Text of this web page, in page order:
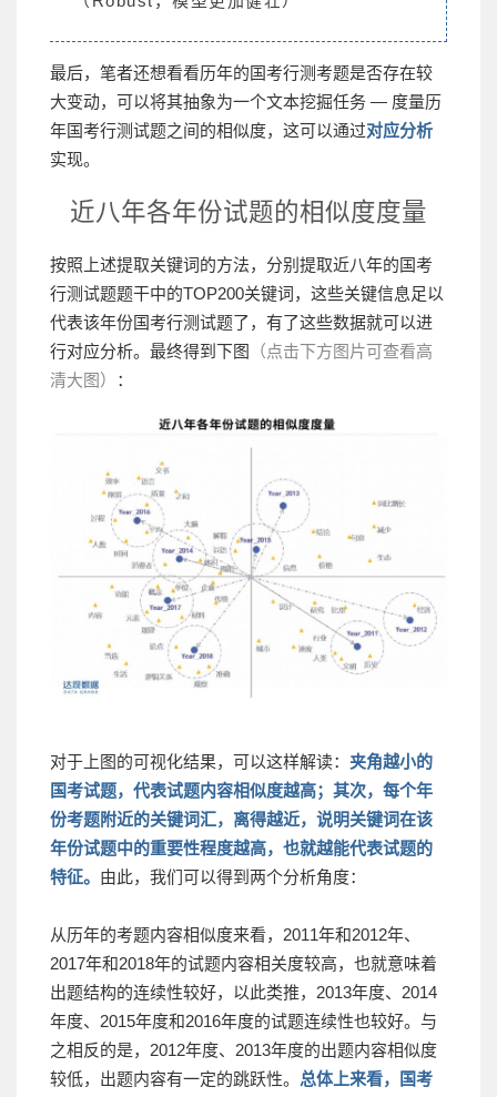
最后，笔者还想看看历年的国考行测考题是否存在较
大变动，可以将其抽象为一个文本挖掘任务 — 度量历
年国考行测试题之间的相似度，这可以通过对应分析
实现。
近八年各年份试题的相似度度量
按照上述提取关键词的方法，分别提取近八年的国考
行测试题题干中的TOP200关键词，这些关键信息足以
代表该年份国考行测试题了，有了这些数据就可以进
行对应分析。最终得到下图
（点击下方图片可查看高
清大图）
：
对于上图的可视化结果，可以这样解读： 夹角越小的
国考试题，代表试题内容相似度越高； 其次，每个年
份考题附近的关键词汇，离得越近，说明关键词在该
年份试题中的重要性程度越高，也就越能代表试题的
特征。 由此，我们可以得到两个分析角度：
从历年的考题内容相似度来看，2011年和2012年、
2017年和2018年的试题内容相关度较高，也就意味着
出题结构的连续性较好，以此类推，2013年度、2014
年度、2015年度和2016年度的试题连续性也较好。与
之相反的是，2012年度、2013年度的出题内容相似度
较低，出题内容有一定的跳跃性。 总体上来看，国考